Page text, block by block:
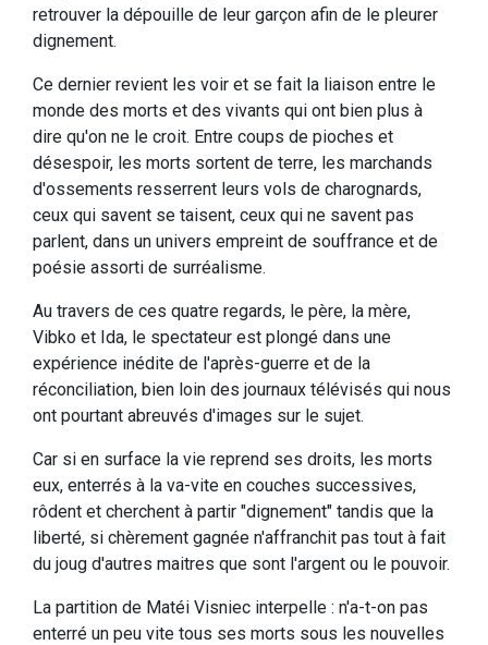
retrouver la dépouille de leur garçon afin de le pleurer
dignement.
Ce dernier revient les voir et se fait la liaison entre le
monde des morts et des vivants qui ont bien plus à
dire qu'on ne le croit. Entre coups de pioches et
désespoir, les morts sortent de terre, les marchands
d'ossements resserrent leurs vols de charognards,
ceux qui savent se taisent, ceux qui ne savent pas
parlent, dans un univers empreint de souffrance et de
poésie assorti de surréalisme.
Au travers de ces quatre regards, le père, la mère,
Vibko et Ida, le spectateur est plongé dans une
expérience inédite de l'après-guerre et de la
réconciliation, bien loin des journaux télévisés qui nous
ont pourtant abreuvés d'images sur le sujet.
Car si en surface la vie reprend ses droits, les morts
eux, enterrés à la va-vite en couches successives,
rôdent et cherchent à partir "dignement" tandis que la
liberté, si chèrement gagnée n'affranchit pas tout à fait
du joug d'autres maitres que sont l'argent ou le pouvoir.
La partition de Matéi Visniec interpelle : n'a-t-on pas
enterré un peu vite tous ses morts sous les nouvelles